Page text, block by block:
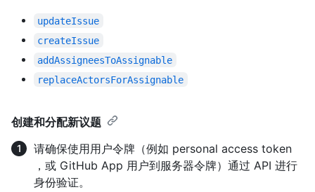
updateIssue
createIssue
addAssigneesToAssignable
replaceActorsForAssignable
创建和分配新议题
请确保使用用户令牌（例如 personal access token
，或 GitHub App 用户到服务器令牌）通过 API 进行
身份验证。